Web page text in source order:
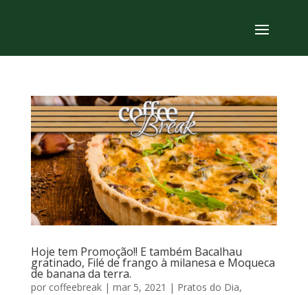
Hoje tem Promoção!! E também Bacalhau
gratinado, Filé de frango à milanesa e Moqueca
de banana da terra.
por coffeebreak| mar 5, 2021 | Pratos do Dia,